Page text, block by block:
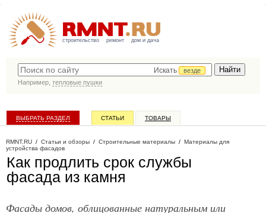
строительство ремонт дом и дача
Искать
везде
Например, тепловые пушки
ВЫБРАТЬ РАЗДЕЛ СТАТЬИ ТОВАРЫ
RMNT.RU / Статьи и обзоры / Строительные материалы / Материалы для
устройства фасадов
Как продлить срок службы
фасада из камня
Фасады домов, облицованные натуральным или